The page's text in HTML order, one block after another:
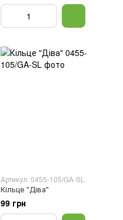
Артикул: 0455-105/GA-SL
Кільце "Діва"
99 грн